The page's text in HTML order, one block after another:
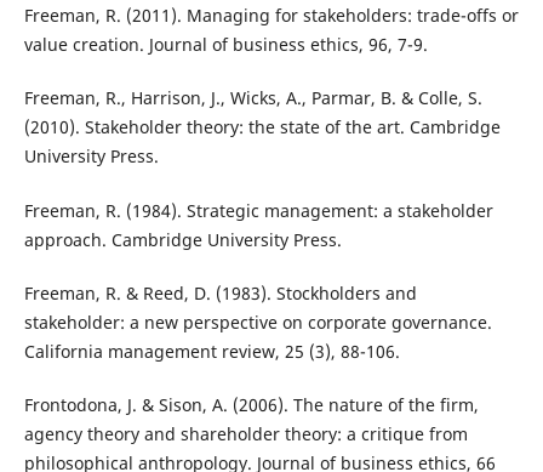
Freeman, R. (2011). Managing for stakeholders: trade-offs or
value creation. Journal of business ethics, 96, 7-9.
Freeman, R., Harrison, J., Wicks, A., Parmar, B. & Colle, S.
(2010). Stakeholder theory: the state of the art. Cambridge
University Press.
Freeman, R. (1984). Strategic management: a stakeholder
approach. Cambridge University Press.
Freeman, R. & Reed, D. (1983). Stockholders and
stakeholder: a new perspective on corporate governance.
California management review, 25 (3), 88-106.
Frontodona, J. & Sison, A. (2006). The nature of the firm,
agency theory and shareholder theory: a critique from
philosophical anthropology. Journal of business ethics, 66